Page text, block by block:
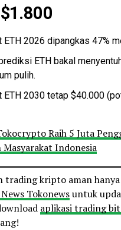
ETH 2026 dipangkas 47%
ETH bakal
pulih.
ETH 2030 tetap $40.000
Raih 5 Juta
Masyarakat Indonesia
trading kripto aman
Tokonewsuntuk
aplikasi trading